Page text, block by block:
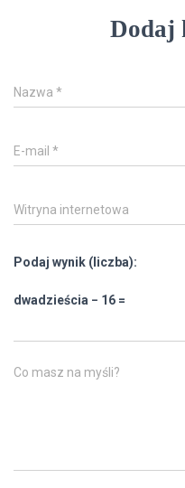
Dodaj
Nazwa *
E-mail *
Witryna internetowa
Podaj wynik (liczba):
dwadzieścia − 16 =
Co masz na myśli?